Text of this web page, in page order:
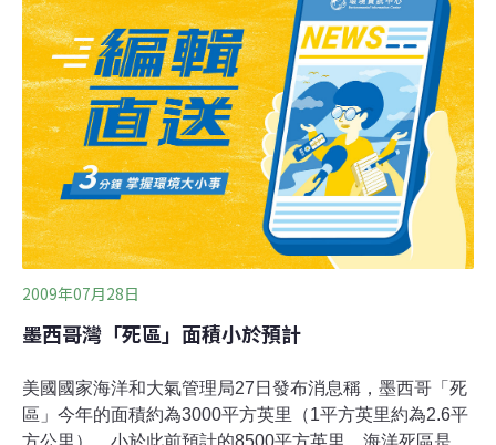
型烏賊體長最長可達12公尺多，通常在深海中出現。科學
家此前曾在墨西哥灣一些大型肉食性海洋生物的體內發現
過巨型烏賊的殘骸，因此推斷墨西哥灣存在巨型烏賊。
2009年07月28日
墨西哥灣「死區」面積小於預計
美國國家海洋和大氣管理局27日發布消息稱，墨西哥「死
區」今年的面積約為3000平方英里（1平方英里約為2.6平
方公里），小於此前預計的8500平方英里。海洋死區是指